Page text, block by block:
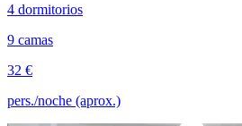
4 dormitorios
9 camas
32 €
pers./noche (aprox.)